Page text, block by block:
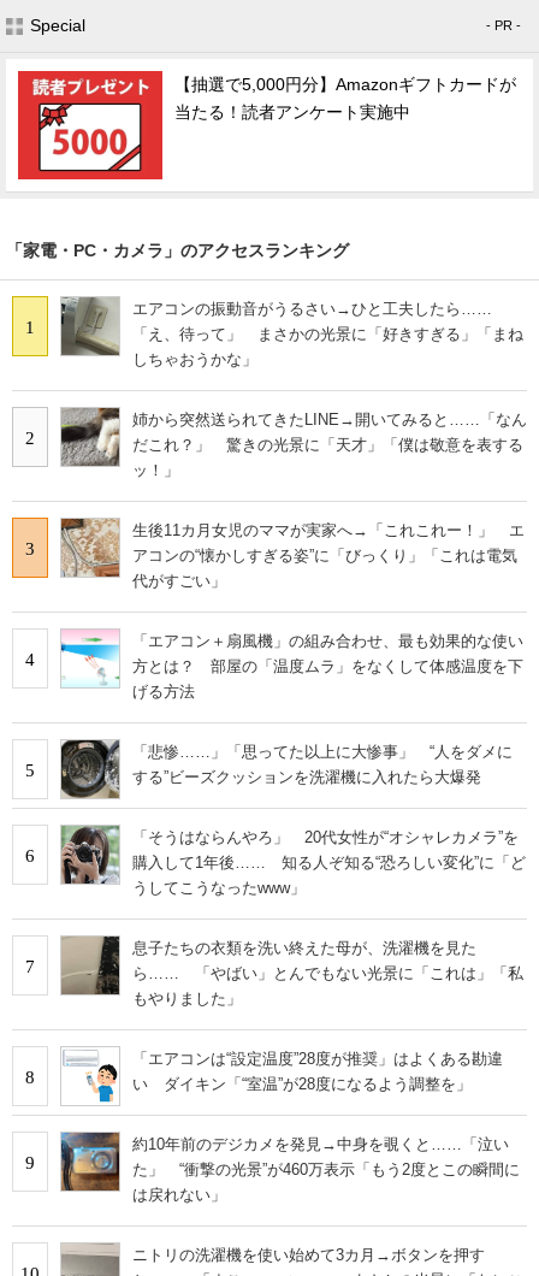
Special - PR -
【抽選で5,000円分】Amazonギフトカードが
当たる！読者アンケート実施中
「家電・PC・カメラ」のアクセスランキング
1
エアコンの振動音がうるさい→ひと工夫したら……
「え、待って」 まさかの光景に「好きすぎる」「まね
しちゃおうかな」
2
姉から突然送られてきたLINE→開いてみると……「なん
だこれ？」 驚きの光景に「天才」「僕は敬意を表する
ッ！」
3
生後11カ月女児のママが実家へ→「これこれー！」 エ
アコンの“懐かしすぎる姿”に「びっくり」「これは電気
代がすごい」
4
「エアコン＋扇風機」の組み合わせ、最も効果的な使い
方とは？ 部屋の「温度ムラ」をなくして体感温度を下
げる方法
5
「悲惨……」「思ってた以上に大惨事」 “人をダメに
する”ビーズクッションを洗濯機に入れたら大爆発
6
「そうはならんやろ」 20代女性が“オシャレカメラ”を
購入して1年後…… 知る人ぞ知る“恐ろしい変化”に「ど
うしてこうなったwww」
7
息子たちの衣類を洗い終えた母が、洗濯機を見た
ら…… 「やばい」とんでもない光景に「これは」「私
もやりました」
8
「エアコンは“設定温度”28度が推奨」はよくある勘違
い ダイキン「“室温”が28度になるよう調整を」
9
約10年前のデジカメを発見→中身を覗くと……「泣い
た」 “衝撃の光景”が460万表示「もう2度とこの瞬間に
は戻れない」
ニトリの洗濯機を使い始めて3カ月→ボタンを押す